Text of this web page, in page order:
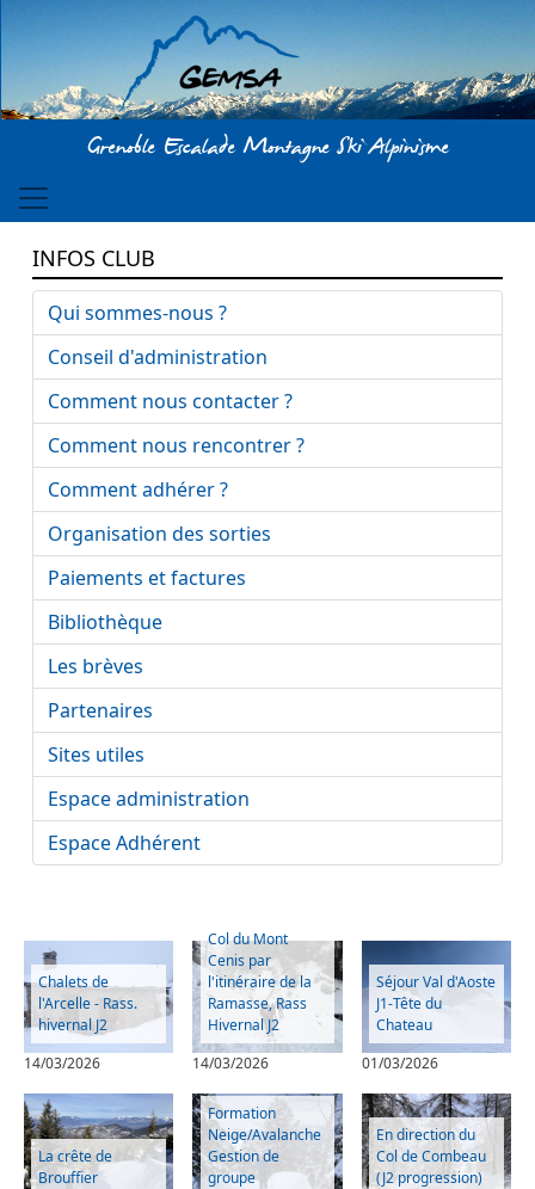
Aller au contenu principal
Grenoble Escalade Montagne Ski Alpinisme
Chalets de
l'Arcelle - Rass.
hivernal J2
14/03/2026
Col du Mont
Cenis par
l'itinéraire de la
Ramasse, Rass
Hivernal J2
14/03/2026
Séjour Val d'Aoste
J1-Tête du
Chateau
01/03/2026
La crête de
Brouffier
Formation
Neige/Avalanche
Gestion de
groupe
En direction du
Col de Combeau
(J2 progression)
INFOS CLUB
Qui sommes-nous ?
Conseil d'administration
Comment nous contacter ?
Comment nous rencontrer ?
Comment adhérer ?
Organisation des sorties
Paiements et factures
Bibliothèque
Les brèves
Partenaires
Sites utiles
Espace administration
Espace Adhérent